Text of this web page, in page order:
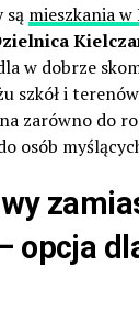
są mieszkania w
w dobrze
szkół i
zarówno do
osób
opcja